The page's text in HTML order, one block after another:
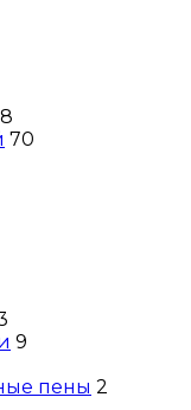
8
70
9
пены 2